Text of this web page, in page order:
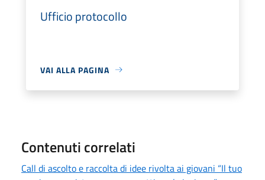
Ufficio protocollo
VAI ALLA PAGINA
Contenuti correlati
Call di ascolto e raccolta di idee rivolta ai giovani “Il tuo